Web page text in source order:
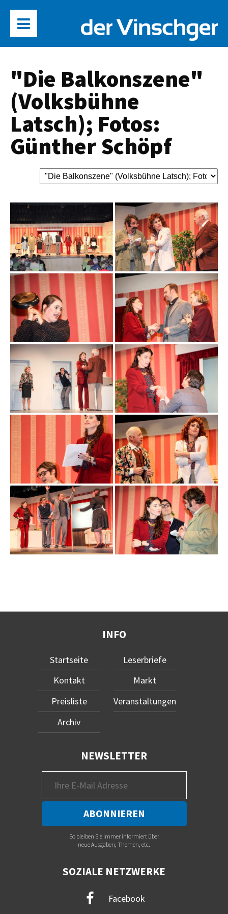
"Die Balkonszene"
(Volksbühne
Latsch); Fotos:
Günther Schöpf
INFO
Startseite
Kontakt
Preisliste
Archiv
Leserbriefe
Markt
Veranstaltungen
NEWSLETTER
So bleiben Sie immer informiert über
neue Ausgaben, Themen, etc.
SOZIALE NETZWERKE
Facebook